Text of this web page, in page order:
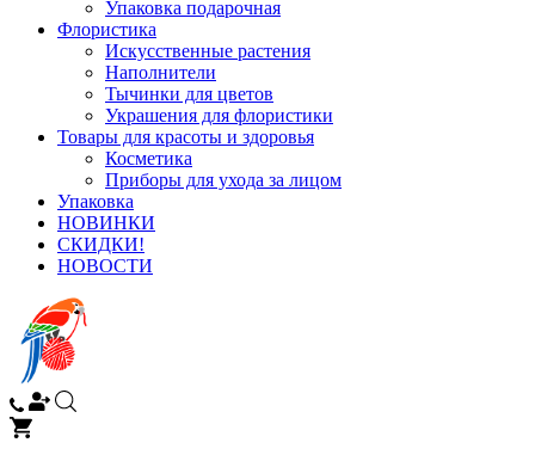
Упаковка подарочная
Флористика
Искусственные растения
Наполнители
Тычинки для цветов
Украшения для флористики
Товары для красоты и здоровья
Косметика
Приборы для ухода за лицом
Упаковка
НОВИНКИ
СКИДКИ!
НОВОСТИ